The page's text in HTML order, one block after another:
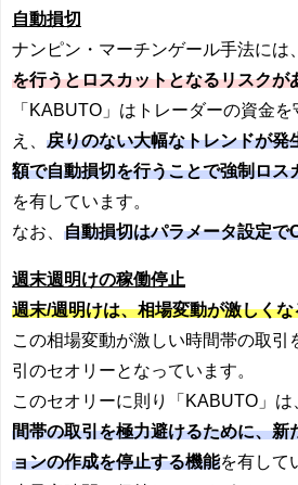
自動損切
ナンピン・マーチンゲール手法には、
を行うとロスカットとなるリスクが
「KABUTO」はトレーダーの資金
え、 戻りのない大幅なトレンドが発
額で自動損切を行うことで強制ロス
を有しています。
なお、 自動損切はパラメータ設定で
週末週明けの稼働停止
週末/週明けは、相場変動が激しくな
この相場変動が激しい時間帯の取引
引のセオリーとなっています。
このセオリーに則り「KABUTO」は
間帯の取引を極力避けるために、新
ョンの作成を停止する機能を有して